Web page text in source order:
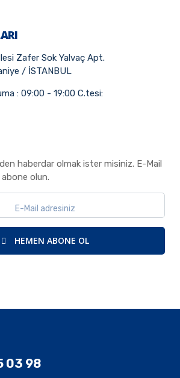
Zafer Sok Yalvaç Apt.
/ İSTANBUL
: 09:00 - 19:00 C.tesi:
haberdar olmak ister misiniz. E-Mail
olun.
HEMEN ABONE OL
03 98